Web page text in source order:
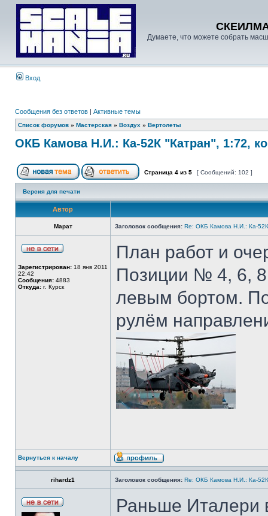
Думаете, что можете собрать
Вход
Сообщения без ответов | Активные темы
Список форумов » Мастерская » Воздух » Вертолеты
ОКБ Камова Н.И.: Ка-52К "Катран", 1:72,
Страница 4 из 5 [ Сообщений: 102 ]
Версия для печати
Автор
Марат Заголовок сообщения: Re: ОКБ Камова Н.И.: Ка-
Зарегистрирован: 18 янв 2011
22:42
Сообщения: 4883
Откуда: г. Курск
План работ и
Позиции № 4, 6,
левым бортом.
рулём
Вернуться к началу
rihardz1 Заголовок сообщения: Re: ОКБ Камова Н.И.: Ка-
Раньше Италери